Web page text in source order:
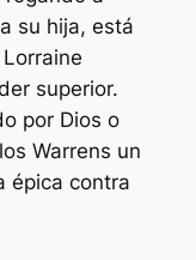
su hija, está
superior.
por Dios o
Warrens un
épica contra